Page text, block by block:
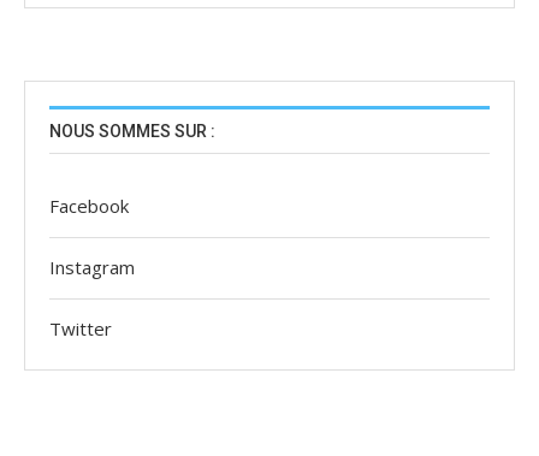
NOUS SOMMES SUR :
Facebook
Instagram
Twitter